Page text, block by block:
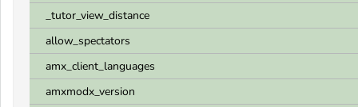
_tutor_view_distance
allow_spectators
amx_client_languages
amxmodx_version